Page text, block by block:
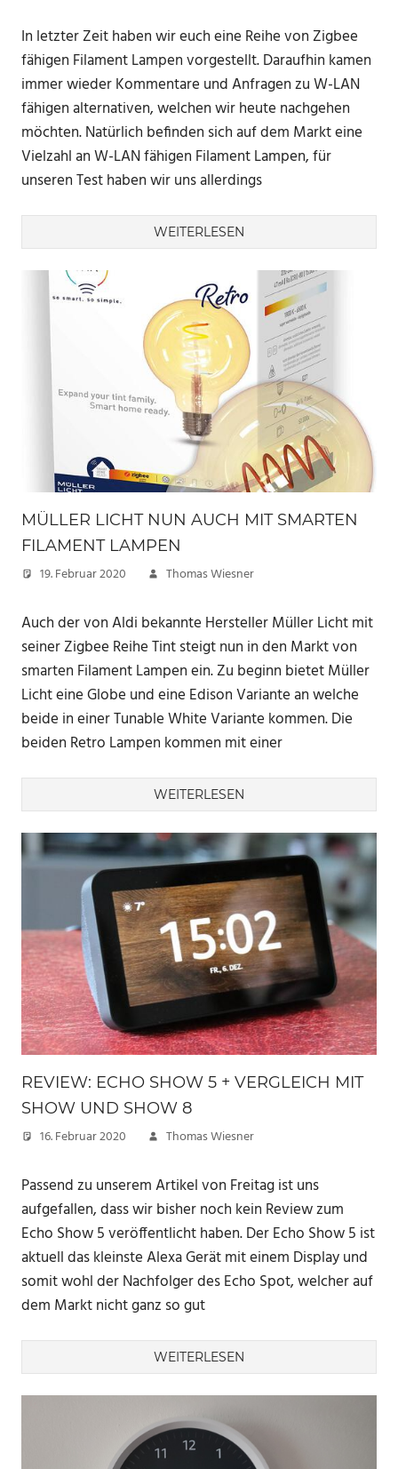
In letzter Zeit haben wir euch eine Reihe von Zigbee
fähigen Filament Lampen vorgestellt. Daraufhin kamen
immer wieder Kommentare und Anfragen zu W-LAN
fähigen alternativen, welchen wir heute nachgehen
möchten. Natürlich befinden sich auf dem Markt eine
Vielzahl an W-LAN fähigen Filament Lampen, für
unseren Test haben wir uns allerdings
WEITERLESEN
MÜLLER LICHT NUN AUCH MIT SMARTEN
FILAMENT LAMPEN
19. Februar 2020 Thomas Wiesner
Auch der von Aldi bekannte Hersteller Müller Licht mit
seiner Zigbee Reihe Tint steigt nun in den Markt von
smarten Filament Lampen ein. Zu beginn bietet Müller
Licht eine Globe und eine Edison Variante an welche
beide in einer Tunable White Variante kommen. Die
beiden Retro Lampen kommen mit einer
WEITERLESEN
REVIEW: ECHO SHOW 5 + VERGLEICH MIT
SHOW UND SHOW 8
16. Februar 2020 Thomas Wiesner
Passend zu unserem Artikel von Freitag ist uns
aufgefallen, dass wir bisher noch kein Review zum
Echo Show 5 veröffentlicht haben. Der Echo Show 5 ist
aktuell das kleinste Alexa Gerät mit einem Display und
somit wohl der Nachfolger des Echo Spot, welcher auf
dem Markt nicht ganz so gut
WEITERLESEN